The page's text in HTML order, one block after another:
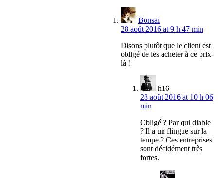
Bonsaï
28 août 2016 at 9 h 47 min
Disons plutôt que le client est
obligé de les acheter à ce prix-
là !
h16
28 août 2016 at 10 h 06
min
Obligé ? Par qui diable
? Il a un flingue sur la
tempe ? Ces entreprises
sont décidément très
fortes.